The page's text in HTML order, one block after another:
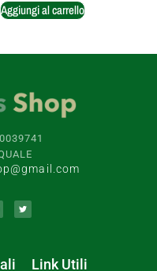
Aggiungi al carrello
Link Utili